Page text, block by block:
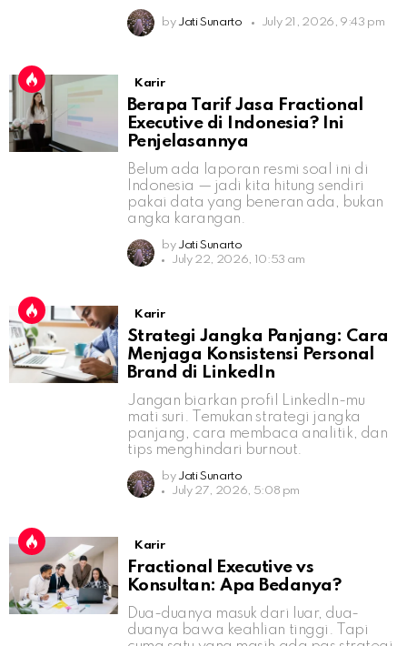
by Jati Sunarto July 21, 2026, 9:43 pm
Karir
Berapa Tarif Jasa Fractional
Executive di Indonesia? Ini
Penjelasannya
Belum ada laporan resmi soal ini di
Indonesia — jadi kita hitung sendiri
pakai data yang beneran ada, bukan
angka karangan.
by Jati Sunarto
July 22, 2026, 10:53 am
Karir
Strategi Jangka Panjang: Cara
Menjaga Konsistensi Personal
Brand di LinkedIn
Jangan biarkan profil LinkedIn-mu
mati suri. Temukan strategi jangka
panjang, cara membaca analitik, dan
tips menghindari burnout.
by Jati Sunarto
July 27, 2026, 5:08 pm
Karir
Fractional Executive vs
Konsultan: Apa Bedanya?
Dua-duanya masuk dari luar, dua-
duanya bawa keahlian tinggi. Tapi